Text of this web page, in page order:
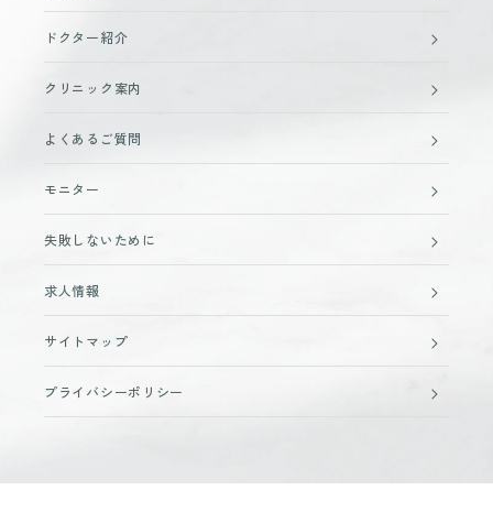
ドクター紹介
クリニック案内
よくあるご質問
モニター
失敗しないために
求人情報
サイトマップ
プライバシーポリシー